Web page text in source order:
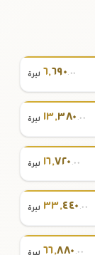
٦,٦٩٠.٠٠ ليرة
١٣,٣٨٠ .٠٠ ليرة
١٦,٧٢٠ .٠٠ ليرة
٣٣,٤٤٠ .٠٠ ليرة
٦٦,٨٨٠ .٠٠